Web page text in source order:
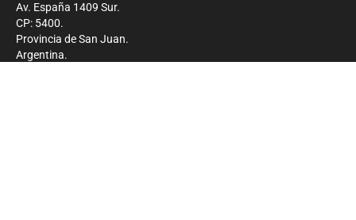
Av. España 1409 Sur.
CP: 5400.
Provincia de San Juan.
Argentina.